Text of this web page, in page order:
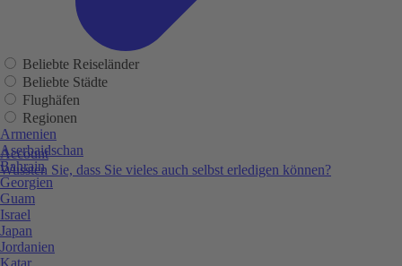
Account
Wussten Sie, dass Sie vieles auch selbst erledigen können?
Beliebte Reiseländer
Beliebte Städte
Flughäfen
Regionen
Armenien
Aserbaidschan
Bahrain
Georgien
Guam
Israel
Japan
Jordanien
Katar